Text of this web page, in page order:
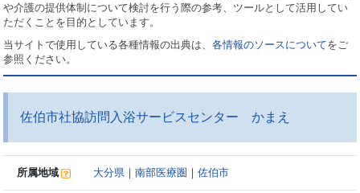
や介護の提供体制について検討を行う際の参考、ツールとして活用してい
ただくことを目的としています。
当サイトで使用している各種情報の出典は、各情報のソースについてをご
参照ください。
佐伯市社協訪問入浴サービスセンター かまえ
所属地域 大分県 ｜南部医療圏 ｜佐伯市